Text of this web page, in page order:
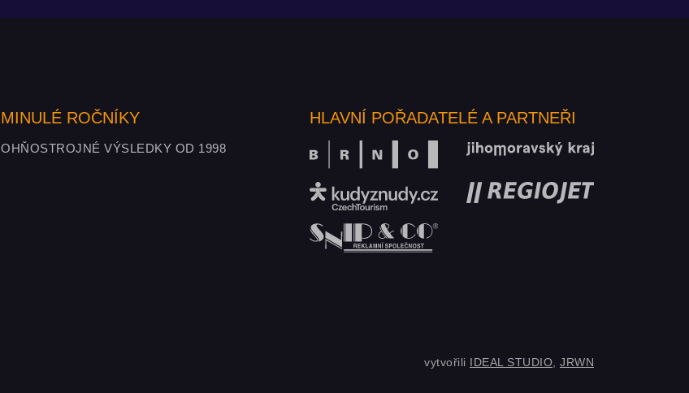
MINULÉ ROČNÍKY
OHŇOSTROJNÉ VÝSLEDKY OD 1998
HLAVNÍ POŘADATELÉ A PARTNEŘI
vytvořili IDEAL STUDIO JRWN